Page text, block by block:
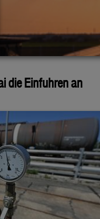
die Einfuhren an